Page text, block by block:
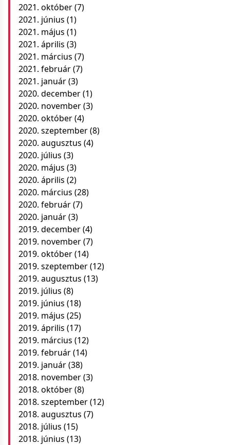
2021. október(7)
2021. június (1)
2021. május (1)
2021. április (3)
2021. március (7)
2021. február(7)
2021. január(3)
2020. december(1)
2020. november(3)
2020. október(4)
2020. szeptember(8)
2020. augusztus (4)
2020. július (3)
2020. május (3)
2020. április (2)
2020. március (28)
2020. február(7)
2020. január(3)
2019. december(4)
2019. november(7)
2019. október(14)
2019. szeptember(12)
2019. augusztus (13)
2019. július (8)
2019. június (18)
2019. május (25)
2019. április (17)
2019. március (12)
2019. február(14)
2019. január(38)
2018. november(3)
2018. október(8)
2018. szeptember(12)
2018. augusztus (7)
2018. július (15)
2018. június (13)